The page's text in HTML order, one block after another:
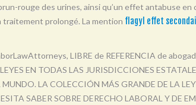
rouge des urines, ainsi qu’un effet antabuse
traitement prolongé. La mention flagyl effet
LIBRE de REFERENCIA de
EN TODAS LAS JURISDICCIONES
LA COLECCIÓN MÁS GRANDE DE LA
SABER SOBRE DERECHO LABORAL Y DE